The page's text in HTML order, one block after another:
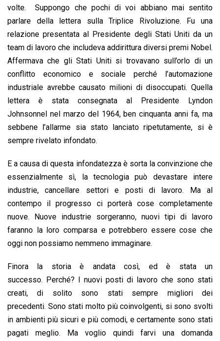
volte. Suppongo che pochi di voi abbiano mai sentito
parlare della lettera sulla Triplice Rivoluzione. Fu una
relazione presentata al Presidente degli Stati Uniti da un
team di lavoro che includeva addirittura diversi premi Nobel.
Affermava che gli Stati Uniti si trovavano sull’orlo di un
conflitto economico e sociale perché l’automazione
industriale avrebbe causato milioni di disoccupati. Quella
lettera è stata consegnata al Presidente Lyndon
Johnsonnel nel marzo del 1964, ben cinquanta anni fa, ma
sebbene l’allarme sia stato lanciato ripetutamente, si è
sempre rivelato infondato.
E a causa di questa infondatezza è sorta la convinzione che
essenzialmente sì, la tecnologia può devastare intere
industrie, cancellare settori e posti di lavoro. Ma al
contempo il progresso ci porterà cose completamente
nuove. Nuove industrie sorgeranno, nuovi tipi di lavoro
faranno la loro comparsa e potrebbero essere cose che
oggi non possiamo nemmeno immaginare.
Finora la storia è andata così, ed è stata un
successo. Perché? I nuovi posti di lavoro che sono stati
creati, di solito sono stati sempre migliori dei
precedenti. Sono stati molto più coinvolgenti, si sono svolti
in ambienti più sicuri e più comodi, e certamente sono stati
pagati meglio. Ma voglio quindi farvi una domanda